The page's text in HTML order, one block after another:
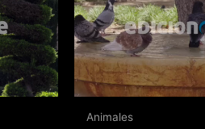
Animales